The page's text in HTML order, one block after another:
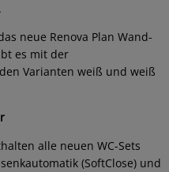
neue Renova Plan Wand-
es mit der
Varianten weiß und weiß
alle neuen WC-Sets
(SoftClose) und